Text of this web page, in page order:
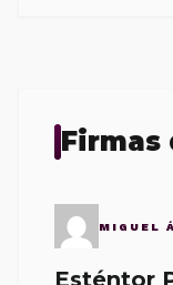
Firmas
MIGUEL
Esténtor